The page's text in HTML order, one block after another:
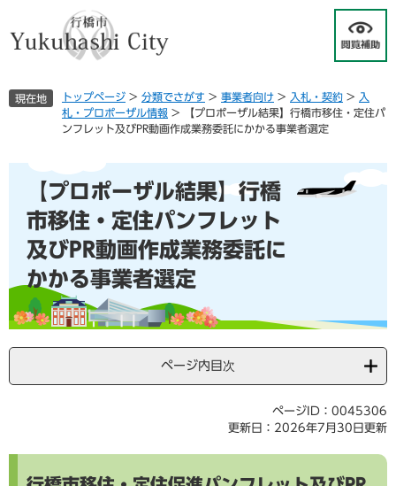
現在地 トップページ > 分類でさがす > 事業者向け > 入札・契約 > 入
札・プロポーザル情報 >
【プロポーザル結果】行橋市移住・定住パ
ンフレット及びPR動画作成業務委託にかかる事業者選定
【プロポーザル結果】行橋
市移住・定住パンフレット
及びPR動画作成業務委託に
かかる事業者選定
ページ内目次
ページID：0045306
更新日：2026年7月30日更新